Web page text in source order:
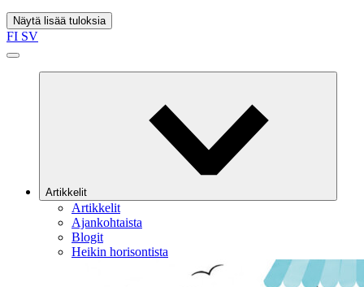
Näytä lisää tuloksia
FI SV
Artikkelit
Artikkelit
Ajankohtaista
Blogit
Heikin horisontista